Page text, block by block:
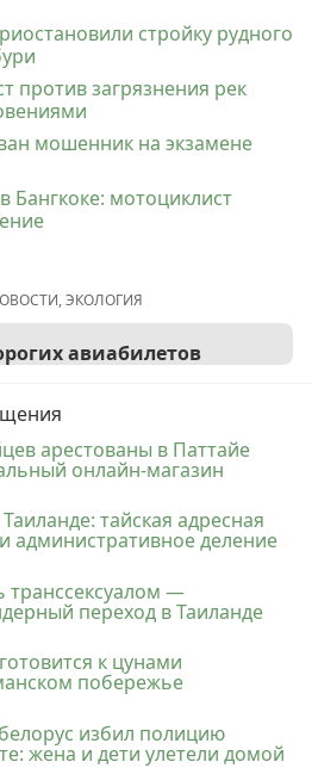
стройку рудного
против загрязнения рек
мошенник на экзамене
Бангкоке: мотоциклист
,ЭКОЛОГИЯ
авиабилетов
арестованы в Паттайе
онлайн-магазин
тайская адресная
административное деление
транссексуалом —
переход в Таиланде
к цунами
побережье
избил полицию
жена и дети улетели домой